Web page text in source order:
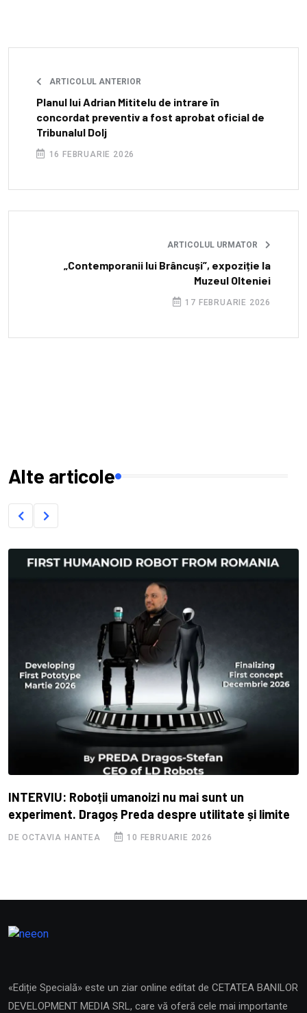
ARTICOLUL ANTERIOR
Planul lui Adrian Mititelu de intrare în
concordat preventiv a fost aprobat oficial de
Tribunalul Dolj
16 FEBRUARIE 2026
ARTICOLUL URMATOR
„Contemporanii lui Brâncuși”, expoziție la
Muzeul Olteniei
17 FEBRUARIE 2026
Alte articole
INTERVIU: Roboții umanoizi nu mai sunt un
experiment. Dragoș Preda despre utilitate și limite
DE OCTAVIA HANTEA 10 FEBRUARIE 2026
«Ediție Specială» este un ziar online editat de CETATEA BANILOR
DEVELOPMENT MEDIA SRL, care vă oferă cele mai importante